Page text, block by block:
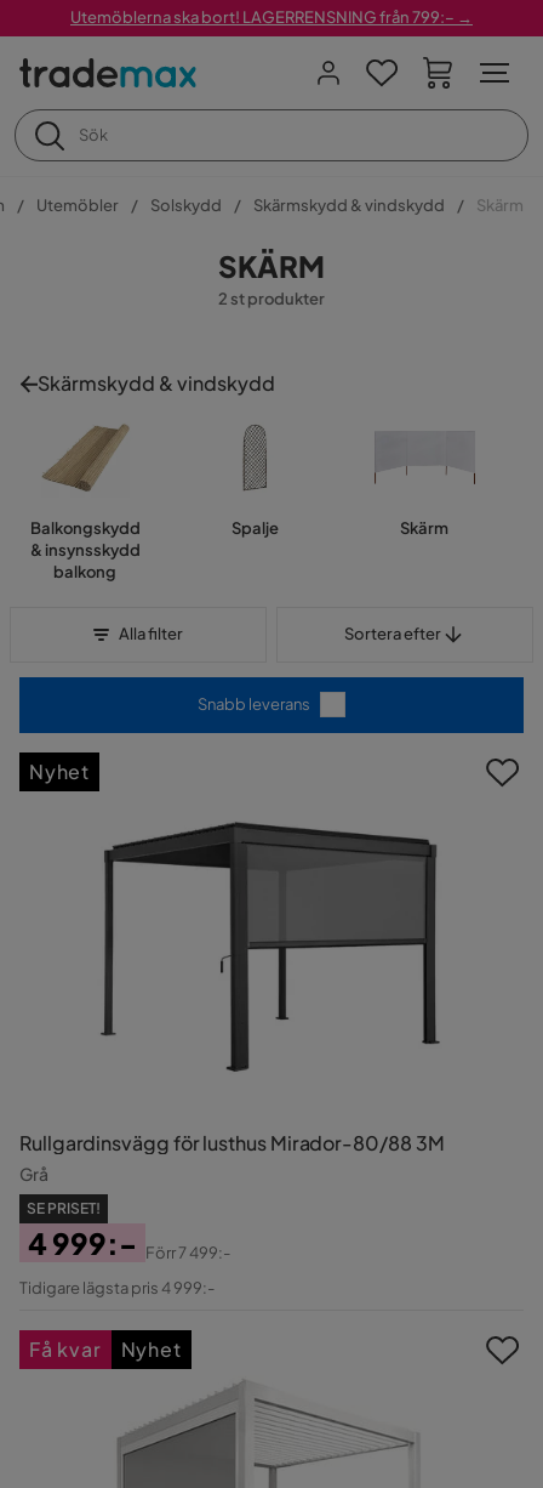
Utemöblerna ska bort! LAGERRENSNING från 799:– →
Utemöbler Solskydd Skärmskydd & vindskydd Skärm
SKÄRM
2 st produkter
Skärmskydd & vindskydd
Balkongskydd
& insynsskydd
balkong
Spalje Skärm
Alla filter Sortera efter
Snabb leverans
Rullgardinsvägg för lusthus Mirador-80/88 3M
Grå
SE PRISET!
Pris
4 999:-
Original
Förr7 499:-
Tidigare lägsta pris 4 999:-
Nyhet
Få kvar Nyhet